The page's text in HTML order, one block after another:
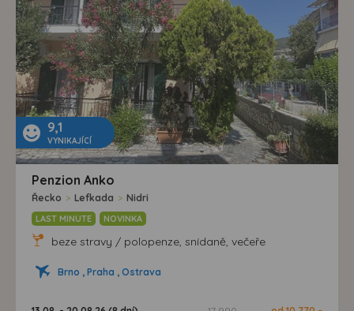
9,1
VYNIKAJÍCÍ
Penzion Anko
Řecko > Lefkada > Nidri
LAST MINUTE NOVINKA
beze stravy / polopenze, snídaně, večeře
Brno , Praha , Ostrava